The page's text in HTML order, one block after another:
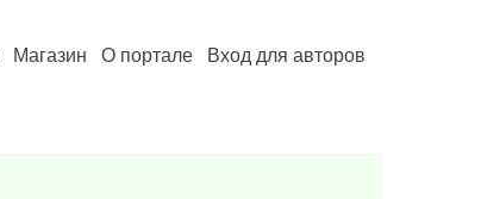
Магазин О портале Вход для авторов